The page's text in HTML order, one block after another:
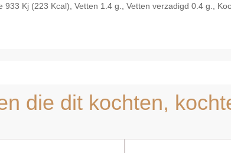
Kj (223 Kcal), Vetten 1.4 g., Vetten verzadigd 0.4 g.,
die dit kochten,
bekijken Snel bekijken